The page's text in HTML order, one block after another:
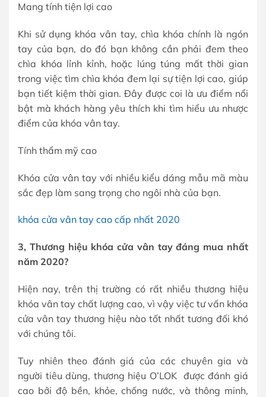
Mang tính tiện lợi cao
Khi sử dụng khóa vân tay, chìa khóa chính là ngón
tay của bạn, do đó bạn không cần phải đem theo
chìa khóa lỉnh kỉnh, hoặc lúng túng mất thời gian
trong việc tìm chìa khóa đem lại sự tiện lợi cao, giúp
bạn tiết kiệm thời gian. Đây được coi là ưu điểm nổi
bật mà khách hàng yêu thích khi tìm hiểu ưu nhược
điểm của khóa vân tay.
Tính thẩm mỹ cao
Khóa cửa vân tay với nhiều kiểu dáng mẫu mã màu
sắc đẹp làm sang trọng cho ngôi nhà của bạn.
khóa cửa vân tay cao cấp nhất 2020
3, Thương hiệu khóa cửa vân tay đáng mua nhất
năm 2020?
Hiện nay, trên thị trường có rất nhiều thương hiệu
khóa vân tay chất lượng cao, vì vậy việc tư vấn khóa
cửa vân tay thương hiệu nào tốt nhất tương đối khó
với chúng tôi.
Tuy nhiên theo đánh giá của các chuyên gia và
người tiêu dùng, thương hiệu O’LOK được đánh giá
cao bởi độ bền, khỏe, chống nước, và thông minh,